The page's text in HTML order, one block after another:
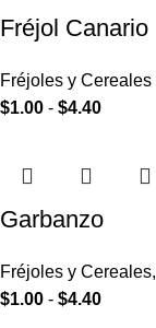
Fréjol Canario
Fréjoles y Cereales
$1.00 - $4.40
Garbanzo
Fréjoles y Cereales,
$1.00 - $4.40